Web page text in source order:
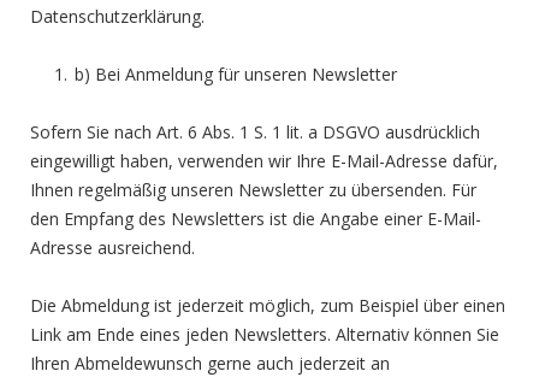
Datenschutzerklärung.
b) Bei Anmeldung für unseren Newsletter
Sofern Sie nach Art. 6 Abs. 1 S. 1 lit. a DSGVO ausdrücklich
eingewilligt haben, verwenden wir Ihre E-Mail-Adresse dafür,
Ihnen regelmäßig unseren Newsletter zu übersenden. Für
den Empfang des Newsletters ist die Angabe einer E-Mail-
Adresse ausreichend.
Die Abmeldung ist jederzeit möglich, zum Beispiel über einen
Link am Ende eines jeden Newsletters. Alternativ können Sie
Ihren Abmeldewunsch gerne auch jederzeit an